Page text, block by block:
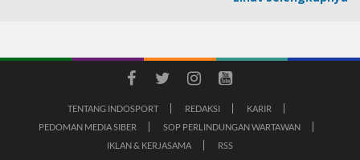
TENTANG INDOSPORT REDAKSI
KARIR
PEDOMAN MEDIA SIBER
SOP PERLINDUNGAN WARTAWAN
IKLAN & KERJASAMA
RSS